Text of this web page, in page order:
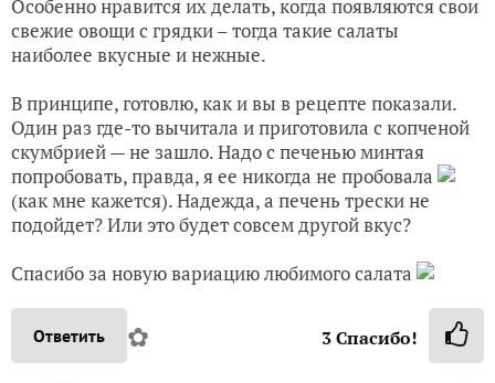
Особенно нравится их делать, когда появляются свои
свежие овощи с грядки – тогда такие салаты
наиболее вкусные и нежные.
В принципе, готовлю, как и вы в рецепте показали.
Один раз где-то вычитала и приготовила с копченой
скумбрией — не зашло. Надо с печенью минтая
попробовать, правда, я ее никогда не пробовала
(как мне кажется). Надежда, а печень трески не
подойдет? Или это будет совсем другой вкус?
Спасибо за новую вариацию любимого салата
Ответить ✿ 3Спасибо!